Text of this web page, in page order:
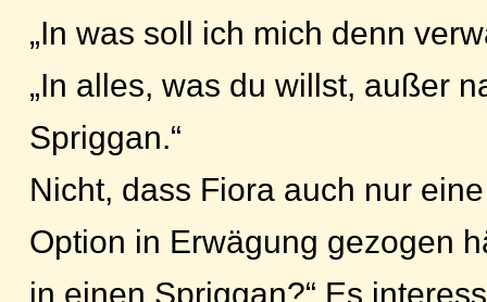
„In was soll ich mich denn
„In alles, was du willst, außer
Spriggan.“
Nicht, dass Fiora auch nur
Option in Erwägung gezogen
in einen Spriggan?“ Es